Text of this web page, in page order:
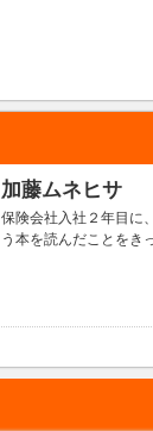
加藤ムネヒサ
保険会社入社２年目に
う本を読んだことをき